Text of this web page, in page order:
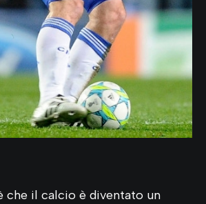
che il calcio è diventato un